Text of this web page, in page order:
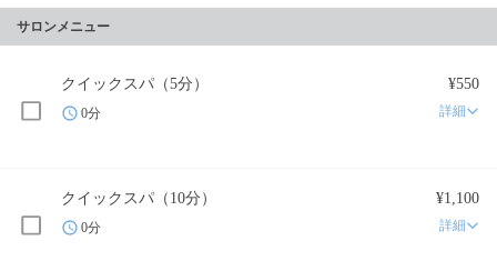
サロンメニュー
クイックスパ（5分） ¥550
0分 詳細
クイックスパ（10分） ¥1,100
0分 詳細